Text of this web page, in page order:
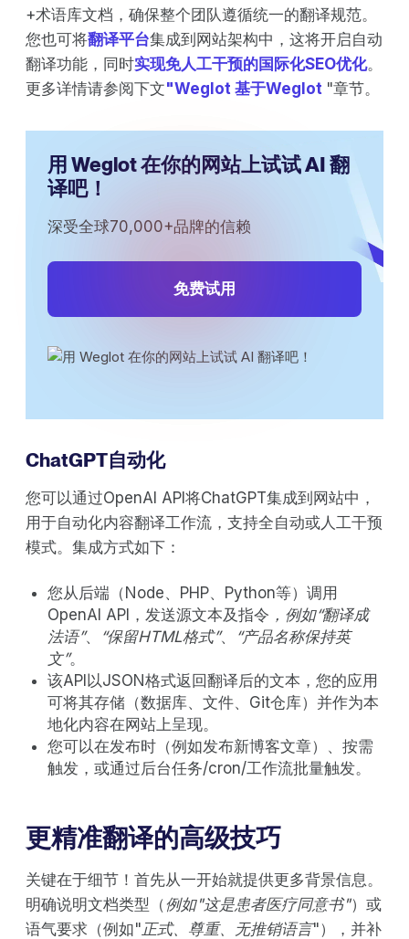
+术语库文档，确保整个团队遵循统一的翻译规范。
您也可将翻译平台集成到网站架构中，这将开启自动
翻译功能，同时实现免人工干预的国际化SEO优化。
更多详情请参阅下文"Weglot 基于Weglot "章节。
用 Weglot 在你的网站上试试 AI 翻
译吧！
深受全球70,000+品牌的信赖
免费试用
ChatGPT自动化
您可以通过OpenAI API将ChatGPT集成到网站中，
用于自动化内容翻译工作流，支持全自动或人工干预
模式。集成方式如下：
您从后端（Node、PHP、Python等）调用
OpenAI API，发送源文本及指令 ，例如“翻译成
法语”、 “保留HTML格式”、
“产品名称保持英
文”。
该API以JSON格式返回翻译后的文本，您的应用
可将其存储（数据库、文件、Git仓库）并作为本
地化内容在网站上呈现。
您可以在发布时（例如发布新博客文章）、按需
触发，或通过后台任务/cron/工作流批量触发。
更精准翻译的高级技巧
关键在于细节！首先从一开始就提供更多背景信息。
明确说明文档类型（ 例如"这是患者医疗同意书"）或
语气要求（例如" 正式、尊重、无推销语言"），并补